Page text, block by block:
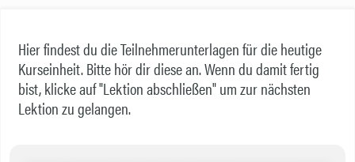
Hier findest du die Teilnehmerunterlagen für die heutige
Kurseinheit. Bitte hör dir diese an. Wenn du damit fertig
bist, klicke auf "Lektion abschließen" um zur nächsten
Lektion zu gelangen.